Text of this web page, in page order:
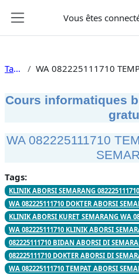
Vous êtes
Tags
Cours informatiques
WA 082225111710
Tags:
KLINIK ABORSI SEMARANG
WA 082225111710 DOKTER ABORSI
KLINIK ABORSI KURET SEMARANG WA
WA 082225111710 KLINIK ABORSI
082225111710 BIDAN ABORSI DI
082225111710 DOKTER ABORSI DI
WA 082225111710 TEMPAT ABORSI